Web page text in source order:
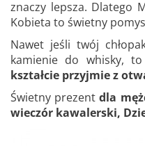
znaczy lepsza. Dlatego
Kobieta to świetny
Nawet jeśli twój
kamienie do whisky, to
kształcie przyjmie z
Świetny prezentdla
wieczór kawalerski,